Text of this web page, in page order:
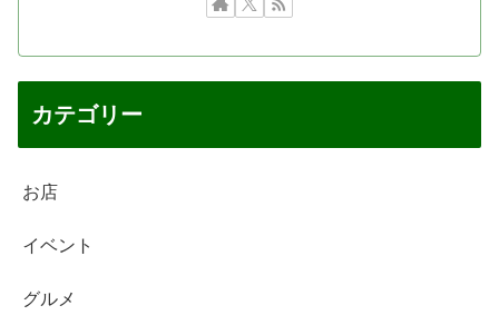
カテゴリー
お店
イベント
グルメ